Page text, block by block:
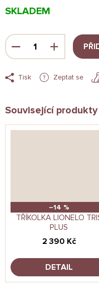
cena:
SKLADEM
Tisk Zeptat se
Související produkty
–14 %
TŘÍKOLKA LIONELO
PLUS
2 390 Kč
DETAIL